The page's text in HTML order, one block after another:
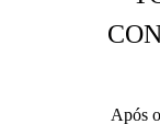
Após